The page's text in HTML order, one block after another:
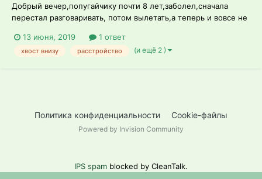
Добрый вечер,попугайчику почти 8 лет,заболел,сначала
перестал разговаривать, потом вылетать,а теперь и вовсе не
вчера,перестал кушать ,из еды купила неделю назад Новый
корм vitapol и vitokraft крекер,может в нем проблема?
13 июня, 2019 1 ответ
хвост внизу расстройство (и ещё 2 )
Политика конфиденциальности Cookie-файлы
Powered by Invision Community
IPS spam blocked by CleanTalk.